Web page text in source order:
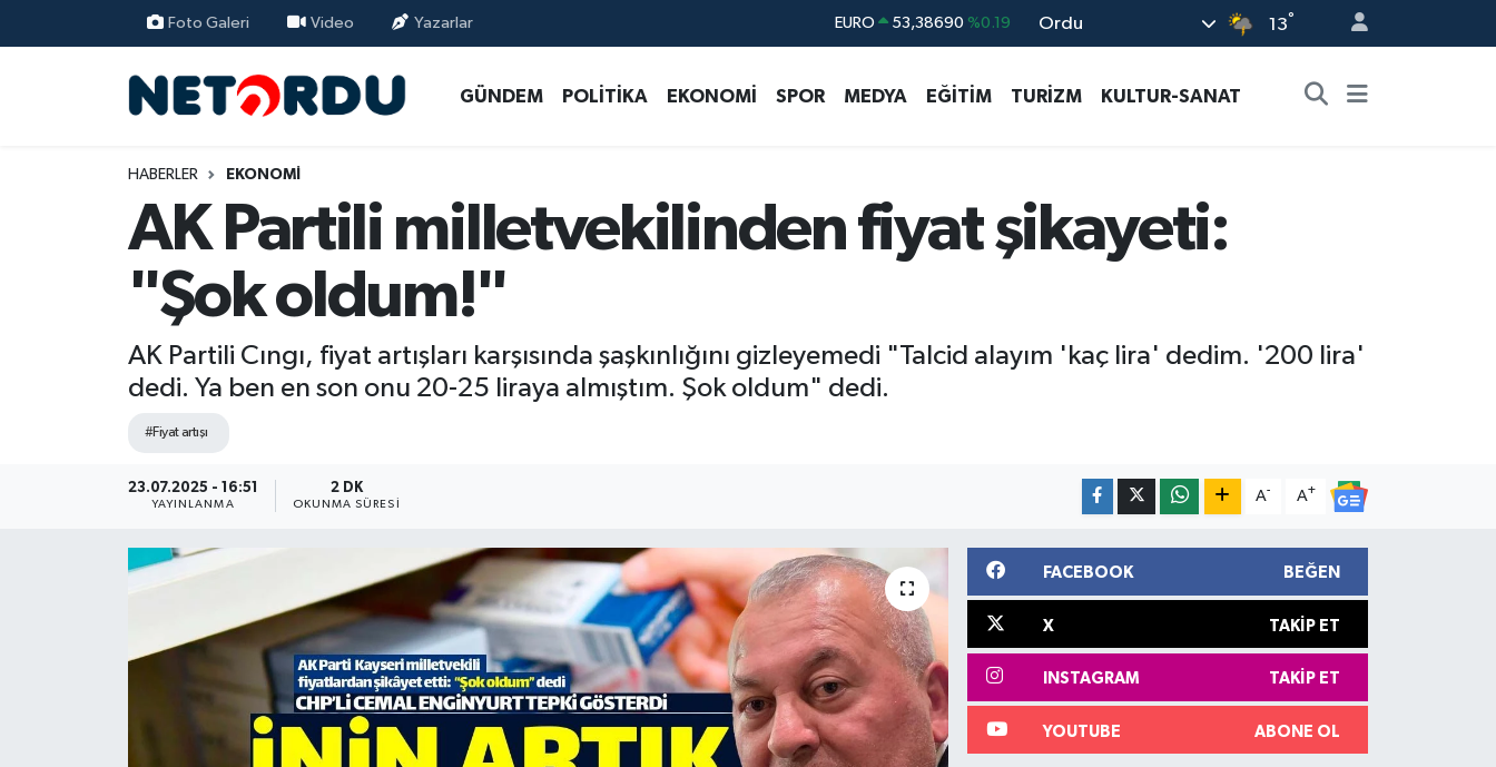
Foto Galeri Video Yazarlar STERLİN 61,60380 %0.18
BİST100 14.598,00 %0
EURO 53,38690 %0.19
Ordu 13°
GÜNDEM POLİTİKA EKONOMİ SPOR MEDYA EĞİTİM TURİZM KULTUR-SANAT
HABERLER EKONOMİ
AK Partili milletvekilinden fiyat şikayeti:
"Şok oldum!"
AK Partili Cıngı, fiyat artışları karşısında şaşkınlığını gizleyemedi "Talcid alayım 'kaç lira' dedim. '200 lira'
dedi. Ya ben en son onu 20-25 liraya almıştım. Şok oldum" dedi.
#Fiyat artışı
23.07.2025 - 16:51
YAYINLANMA
2 DK
OKUNMA SÜRESI
A- A+
FACEBOOK BEĞEN
X TAKIP ET
INSTAGRAM TAKIP ET
YOUTUBE ABONE OL
BİLİM-TEKNİK
EĞİTİM
MAGAZİN
Nöbetçi Eczaneler
Trafik Durumu
Süper Lig Puan Durumu ve Fikstür
Tüm Manşetler
Son Dakika Haberleri
Haber Arşivi